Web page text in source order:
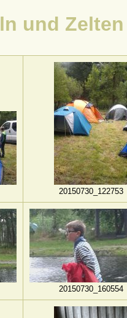
und
20150730_122753
20150730_160554